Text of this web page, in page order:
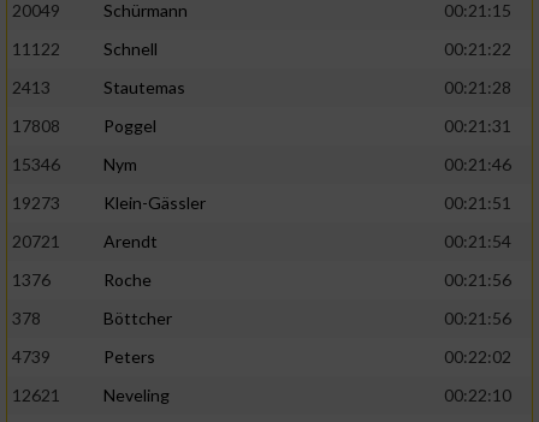
20049
Schürmann
00:21:15
11122
Schnell
00:21:22
2413
Stautemas
00:21:28
17808
Poggel
00:21:31
15346
Nym
00:21:46
19273
Klein-Gässler
00:21:51
20721
Arendt
00:21:54
1376
Roche
00:21:56
378
Böttcher
00:21:56
4739
Peters
00:22:02
12621
Neveling
00:22:10